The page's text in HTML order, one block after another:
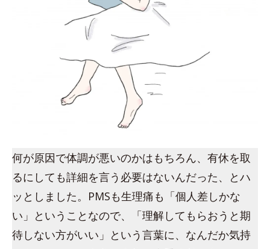
何が原因で体調が悪いのかはもちろん、有休を取
るにしても詳細を言う必要はないんだった、とハ
ッとしました。PMSも生理痛も「個人差しかな
い」ということなので、「理解してもらおうと期
待しない方がいい」という言葉に、なんだか気持